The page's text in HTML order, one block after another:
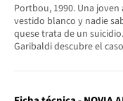
Portbou, 1990. Una
vestido blanco y nadie
quese trata de un
Garibaldi descubre el